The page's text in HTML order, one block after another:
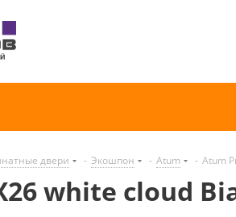
двери - Экошпон - Atum - Atum
white cloud